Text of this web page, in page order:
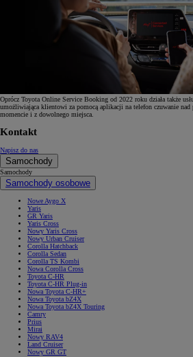
Oprócz Toyota Online Service Booking od 2022 roku działa także
umożliwiająca klientowi za pomocą aplikacji na telefon czuwanie
momencie i z dowolnego miejsca.
Kontakt
Napisz do nas
Samochody
Samochody
Samochody osobowe
Nowe Aygo X
Yaris
GR Yaris
Yaris Cross
Nowy Yaris Cross
Nowy Urban Cruiser
Corolla Hatchback
Corolla Sedan
Corolla TS Kombi
Nowa Corolla Cross
Toyota C-HR
Toyota C-HR Plug-in
Nowa Toyota C-HR+
Nowa Toyota bZ4X
Nowa Toyota bZ4X Touring
Camry
Prius
Mirai
Nowy RAV4
Land Cruiser
Nowy GR GT